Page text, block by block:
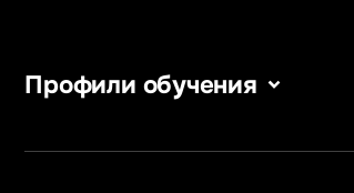
Профили обучения